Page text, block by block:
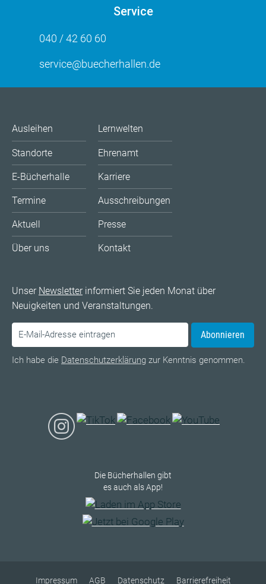
Service
040 / 42 60 60
service@buecherhallen.de
Ausleihen
Standorte
E-Bücherhalle
Termine
Aktuell
Über uns
Lernwelten
Ehrenamt
Karriere
Ausschreibungen
Presse
Kontakt
Unser Newsletterinformiert Sie jeden Monat über
Neuigkeiten und Veranstaltungen.
Abonnieren
Ich habe die Datenschutzerklärung zur Kenntnis genommen.
Die Bücherhallen gibt
es auch als App!
Impressum AGB Datenschutz Barrierefreiheit